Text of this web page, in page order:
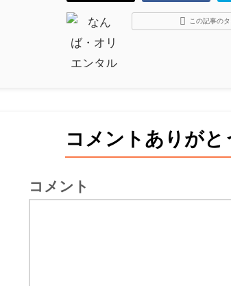
この記事の
コメントありがと
コメント